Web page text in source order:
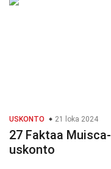
USKONTO 21 loka 2024
27 Faktaa Muisca-
uskonto